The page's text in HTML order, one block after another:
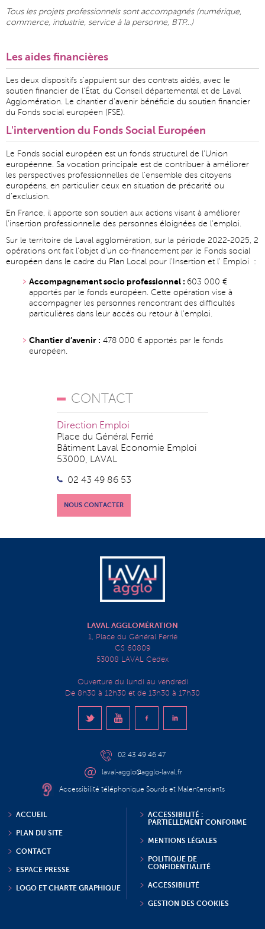
Tous les projets professionnels sont accompagnés (numérique,
commerce, industrie, service à la personne, BTP...)
Les aides financières
Les deux dispositifs s'appuient sur des contrats aidés, avec le
soutien financier de l'État, du Conseil départemental et de Laval
Agglomération. Le chantier d'avenir bénéficie du soutien financier
du Fonds social européen (FSE).
L'intervention du Fonds Social Européen
Le Fonds social européen est un fonds structurel de l’Union
européenne. Sa vocation principale est de contribuer à améliorer
les perspectives professionnelles de l’ensemble des citoyens
européens, en particulier ceux en situation de précarité ou
d’exclusion.
En France, il apporte son soutien aux actions visant à améliorer
l'insertion professionnelle des personnes éloignées de l'emploi.
Sur le territoire de Laval agglomération, sur la période 2022-2025, 2
opérations ont fait l'objet d'un co-financement par le Fonds social
européen dans le cadre du Plan Local pour l'Insertion et l' Emploi :
Accompagnement socio professionnel : 603 000 €
apportés par le fonds européen. Cette opération vise à
accompagner les personnes rencontrant des difficultés
particulières dans leur accès ou retour à l'emploi.
Chantier d’avenir : 478 000 € apportés par le fonds
européen.
CONTACT
Direction Emploi
Place du Général Ferrié
Bâtiment Laval Economie Emploi
53000, LAVAL
02 43 49 86 53
NOUS CONTACTER
LAVAL AGGLOMÉRATION
1, Place du Général Ferrié
CS 60809
53008 LAVAL Cedex
Ouverture du lundi au vendredi
De 8h30 à 12h30 et de 13h30 à 17h30
02 43 49 46 47
laval-agglo@agglo-laval.fr
Accessibilité téléphonique Sourds et Malentendants
ACCUEIL
PLAN DU SITE
CONTACT
ESPACE PRESSE
LOGO ET CHARTE GRAPHIQUE
ACCESSIBILITÉ :
PARTIELLEMENT CONFORME
MENTIONS LÉGALES
POLITIQUE DE
CONFIDENTIALITÉ
ACCESSIBILITÉ
GESTION DES COOKIES